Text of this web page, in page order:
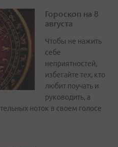
Гороскоп на 8
августа
Чтобы не нажить
себе
неприятностей,
избегайте тех, кто
любит поучать и
руководить, а
ноток в своем голосе